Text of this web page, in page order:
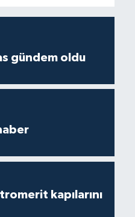
gündem oldu
kapılarını